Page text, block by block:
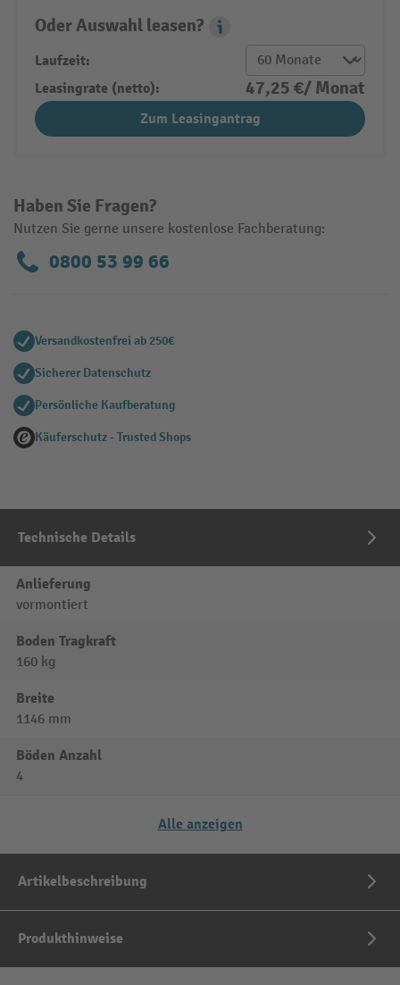
Haben Sie Fragen?
Nutzen Sie gerne unsere kostenlose Fachberatung:
0800 53 99 66
Oder Auswahl leasen?
Leasing Popover
Laufzeit:
Leasingrate (netto):
47,25 €/ Monat
Zum Leasingantrag
Versandkostenfrei ab 250€
Sicherer Datenschutz
Persönliche Kaufberatung
Käuferschutz - Trusted Shops
Technische Details
Anlieferung
vormontiert
Boden Tragkraft
160 kg
Breite
1146 mm
Böden Anzahl
4
Alle anzeigen
Artikelbeschreibung
Produkthinweise